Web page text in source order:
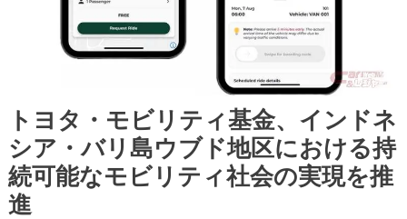
トヨタ・モビリティ基金、インドネ
シア・バリ島ウブド地区における持
続可能なモビリティ社会の実現を推
進